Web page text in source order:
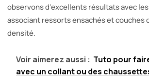
observons d’excellents résultats avec
associant ressorts ensachés et couches
densité.
Voir aimerez aussi : Tuto pour
avec un collant ou des